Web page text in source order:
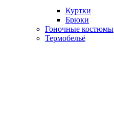
Куртки
Брюки
Гоночные костюмы
Термобельё